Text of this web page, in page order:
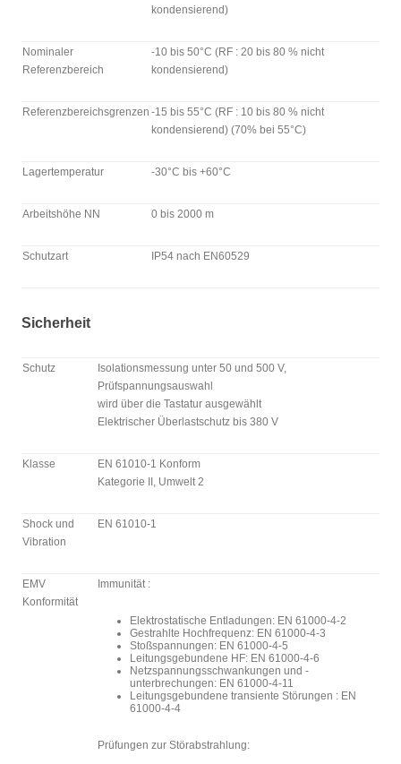
kondensierend)
Nominaler
Referenzbereich
-10 bis 50°C (RF : 20 bis 80 % nicht
kondensierend)
Referenzbereichsgrenzen -15 bis 55°C (RF : 10 bis 80 % nicht
kondensierend) (70% bei 55°C)
Lagertemperatur -30°C bis +60°C
Arbeitshöhe NN 0 bis 2000 m
Schutzart IP54 nach EN60529
Sicherheit
Schutz
Isolationsmessung unter 50 und 500 V,
Prüfspannungsauswahl
wird über die Tastatur ausgewählt
Elektrischer Überlastschutz bis 380 V
Klasse
EN 61010-1 Konform
Kategorie II, Umwelt 2
Shock und
Vibration
EN 61010-1
EMV
Konformität
Immunität :
Elektrostatische Entladungen: EN 61000-4-2
Gestrahlte Hochfrequenz: EN 61000-4-3
Stoßspannungen: EN 61000-4-5
Leitungsgebundene HF: EN 61000-4-6
Netzspannungsschwankungen und -
unterbrechungen: EN 61000-4-11
Leitungsgebundene transiente Störungen : EN
61000-4-4
Prüfungen zur Störabstrahlung: